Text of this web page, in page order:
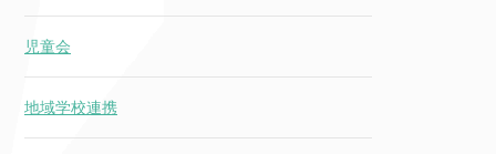
児童会
地域学校連携